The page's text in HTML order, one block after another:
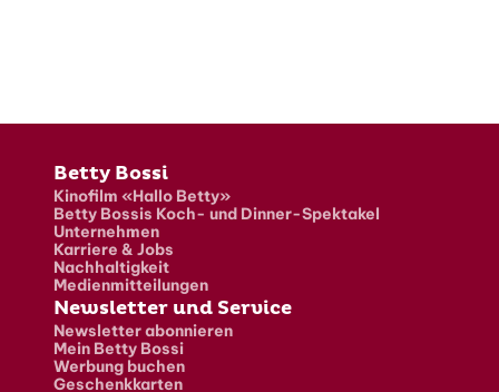
Fusszeile
Betty Bossi
Kinofilm «Hallo Betty»
Betty Bossis Koch- und Dinner-Spektakel
Unternehmen
Karriere & Jobs
Nachhaltigkeit
Medienmitteilungen
Newsletter und Service
Newsletter abonnieren
Mein Betty Bossi
Werbung buchen
Geschenkkarten